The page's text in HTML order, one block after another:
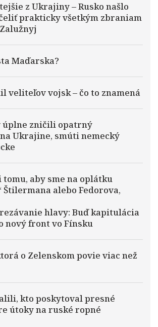
z Ukrajiny – Rusko našlo
prakticky všetkým zbraniam
Maďarska?
veliteľov vojsk – čo to znamená
úplne zničili opatrný
Ukrajine, smúti nemecký
tomu, aby sme na oplátku
alebo Fedorova,
hlavy: Buď kapitulácia
nový front vo Fínsku
o Zelenskom povie viac než
kto poskytoval presné
útoky na ruské ropné